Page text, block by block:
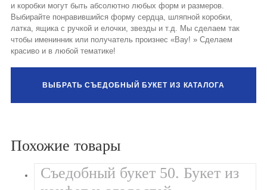
и коробки могут быть абсолютно любых форм и размеров.
Выбирайте понравившийся форму сердца, шляпной коробки,
латка, ящика с ручкой и елочки, звезды и т.д. Мы сделаем так
чтобы именинник или получатель произнес «Вау! » Сделаем
красиво и в любой тематике!
ВЫБРАТЬ СЪЕДОБНЫЙ БУКЕТ ИЗ КАТАЛОГА
Похожие товары
Съедобный букет 50. Букет из